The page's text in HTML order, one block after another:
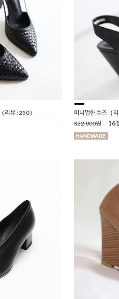
( 리뷰 : 250 )
미니멀한 슈즈 (
322,000원